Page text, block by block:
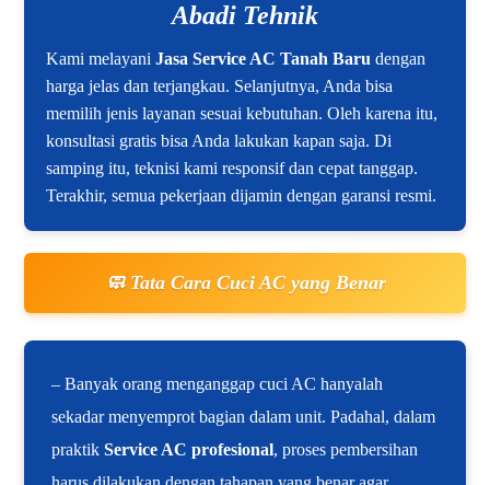
Abadi Tehnik
Kami melayaniJasa Service AC Tanah Baru dengan
harga jelas dan terjangkau. Selanjutnya, Anda bisa
memilih jenis layanan sesuai kebutuhan. Oleh karena itu,
konsultasi gratis bisa Anda lakukan kapan saja. Di
samping itu, teknisi kami responsif dan cepat tanggap.
Terakhir, semua pekerjaan dijamin dengan garansi resmi.
🧼 Tata Cara Cuci AC yang Benar
– Banyak orang menganggap cuci AC hanyalah
sekadar menyemprot bagian dalam unit. Padahal, dalam
praktikService AC profesional, proses pembersihan